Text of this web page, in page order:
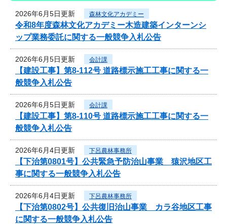
2026年6月5日更新 森林文化アカデミー
令和8年度森林文化アカデミー木造建築インターンシ
ップ業務委託に関する一般競争入札公告
2026年6月5日更新 会計課
【建設工事】第8-112号 道路標示施工工事に関する一
般競争入札公告
2026年6月5日更新 会計課
【建設工事】第8-110号 道路標示施工工事に関する一
般競争入札公告
2026年6月4日更新 下呂農林事務所
【下治第0801号】公共緊急予防治山事業 猿沢地区工
事に関する一般競争入札公告
2026年6月4日更新 下呂農林事務所
【下治第0802号】公共復旧治山事業 カラ谷地区工事
に関する一般競争入札公告